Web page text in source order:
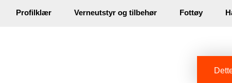
Profilklær Verneutstyr og tilbehør Fottøy